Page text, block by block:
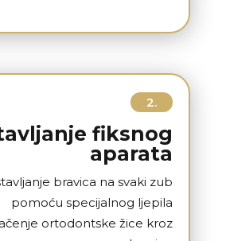
2.
fiksnog
aparata
bravica na svaki zub
pomoću specijalnog ljepila
ortodontske žice kroz